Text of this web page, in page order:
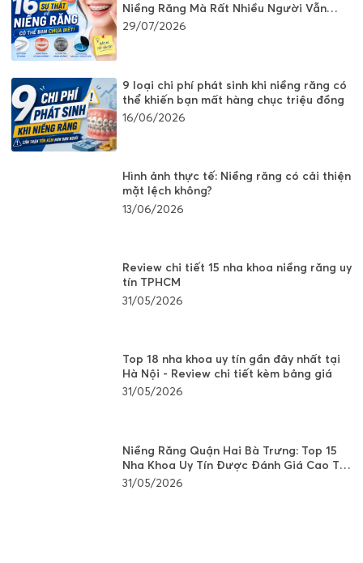
Niềng Răng Mà Rất Nhiều Người Vẫn
Đang Hiểu Sai
29/07/2026
9 loại chi phí phát sinh khi niềng răng có
thể khiến bạn mất hàng chục triệu đồng
16/06/2026
Hình ảnh thực tế: Niềng răng có cải thiện
mặt lệch không?
13/06/2026
Review chi tiết 15 nha khoa niềng răng uy
tín TPHCM
31/05/2026
Top 18 nha khoa uy tín gần đây nhất tại
Hà Nội - Review chi tiết kèm bảng giá
31/05/2026
Niềng Răng Quận Hai Bà Trưng: Top 15
Nha Khoa Uy Tín Được Đánh Giá Cao Tại
Hà Nội
31/05/2026